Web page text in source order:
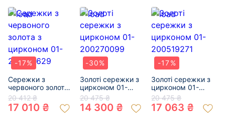
-17%
Сережки з
червоного золота
з цирконом 01-
200817629
20 412 ₴
17 010 ₴
-30%
Золоті сережки з
цирконом 01-
200270099
20 475 ₴
14 300 ₴
-17%
Золоті сережки з
цирконом 01-
200519271
20 475 ₴
17 063 ₴